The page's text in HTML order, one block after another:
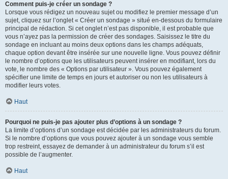
Comment puis-je créer un sondage ?
Lorsque vous rédigez un nouveau sujet ou modifiez le premier message d’un
sujet, cliquez sur l’onglet « Créer un sondage » situé en-dessous du formulaire
principal de rédaction. Si cet onglet n’est pas disponible, il est probable que
vous n’ayez pas la permission de créer des sondages. Saisissez le titre du
sondage en incluant au moins deux options dans les champs adéquats,
chaque option devant être insérée sur une nouvelle ligne. Vous pouvez définir
le nombre d’options que les utilisateurs peuvent insérer en modifiant, lors du
vote, le nombre des « Options par utilisateur ». Vous pouvez également
spécifier une limite de temps en jours et autoriser ou non les utilisateurs à
modifier leurs votes.
Haut
Pourquoi ne puis-je pas ajouter plus d’options à un sondage ?
La limite d’options d’un sondage est décidée par les administrateurs du forum.
Si le nombre d’options que vous pouvez ajouter à un sondage vous semble
trop restreint, essayez de demander à un administrateur du forum s’il est
possible de l’augmenter.
Haut